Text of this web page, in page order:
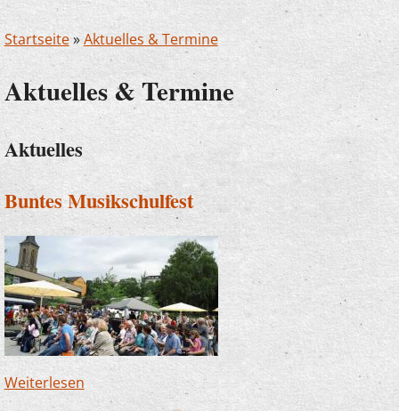
Startseite»Aktuelles & Termine
Aktuelles & Termine
Aktuelles
Buntes Musikschulfest
Weiterlesen über Buntes Musikschulfest